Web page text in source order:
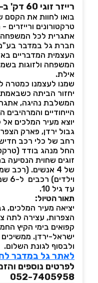
רייזר זוגי 60 דק' ב-"גל במדבר" אילת
בואו לחוות את הקסם
טרקטורונים
אתגרית לכל
חברת גל במדבר בע"מ
העצמית המדבריים
המשפחה ולזוגות
אילת.
שמנו לעצמנו כמטרה
יחזור הביתה כשבאמת
הייחודיים והמרהיבים
יוצא מעיר המלכים
גבול ירדן, פארק
רחב של כלי רכב
זוגים שחוית הנסיעה
של 4 אנשים.
עד גיל 10.
תאור הטיול:
יציאה מעיר המלכים,
הצפרות, עצירה לתה
קפואים בימי הקיץ
ישראל-ירדן.
ולבסוף לגונת השלום.
לאתר גל במדבר
לפרטים נוספים
052-7405958